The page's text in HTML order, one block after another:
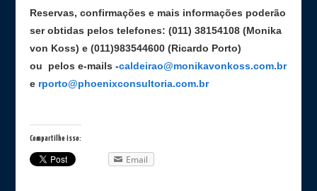
Reservas, confirmações e mais informações poderão
ser obtidas pelos telefones: (011) 38154108 (Monika
von Koss) e (011)983544600 (Ricardo Porto)
ou pelos e-mails -caldeirao@monikavonkoss.com.br
e rporto@phoenixconsultoria.com.br
Compartilhe isso:
Email